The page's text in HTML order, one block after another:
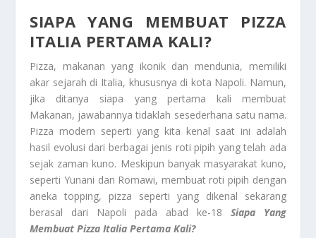
SIAPA YANG MEMBUAT PIZZA
ITALIA PERTAMA KALI?
Pizza, makanan yang ikonik dan mendunia, memiliki
akar sejarah di Italia, khususnya di kota Napoli. Namun,
jika ditanya siapa yang pertama kali membuat
Makanan, jawabannya tidaklah sesederhana satu nama.
Pizza modern seperti yang kita kenal saat ini adalah
hasil evolusi dari berbagai jenis roti pipih yang telah ada
sejak zaman kuno. Meskipun banyak masyarakat kuno,
seperti Yunani dan Romawi, membuat roti pipih dengan
aneka topping, pizza seperti yang dikenal sekarang
berasal dari Napoli pada abad ke-18 Siapa Yang
Membuat Pizza Italia Pertama Kali?